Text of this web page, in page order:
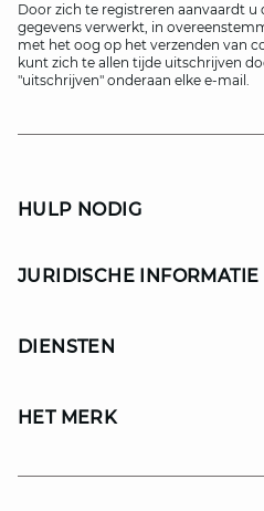
Door zich te registreren aanvaardt u
gegevens verwerkt, in
met het oog op het verzenden van
kunt zich te allen tijde uitschrijven
"uitschrijven" onderaan elke e-mail.
HULP NODIG
JURIDISCHE INFORMATIE
DIENSTEN
HET MERK